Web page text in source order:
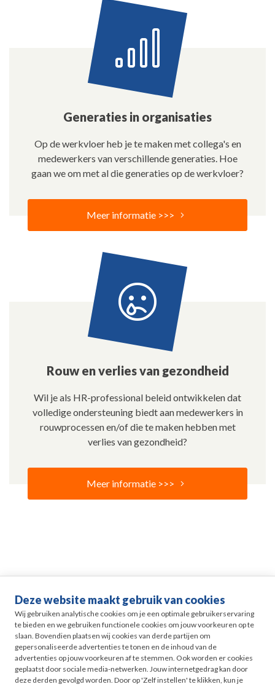
Deze website maakt gebruik van cookies
Wij gebruiken analytische cookies om je een optimale gebruikerservaring
te bieden en we gebruiken functionele cookies om jouw voorkeuren op te
slaan. Bovendien plaatsen wij cookies van derde partijen om
gepersonaliseerde advertenties te tonen en de inhoud van de
advertenties op jouw voorkeuren af te stemmen. Ook worden er cookies
geplaatst door sociale media-netwerken. Jouw internetgedrag kan door
deze derden gevolgd worden. Door op 'Zelf instellen' te klikken, kun je
Generaties in organisaties
Op de werkvloer heb je te maken met collega's en
medewerkers van verschillende generaties. Hoe
gaan we om met al die generaties op de werkvloer?
Meer informatie >>>
Rouw en verlies van gezondheid
Wil je als HR-professional beleid ontwikkelen dat
volledige ondersteuning biedt aan medewerkers in
rouwprocessen en/of die te maken hebben met
verlies van gezondheid?
Meer informatie >>>
Life events
Pensioen in Zicht
HR